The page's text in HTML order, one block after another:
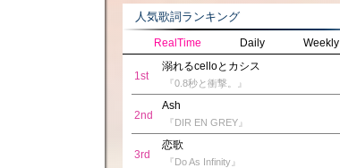
人気歌詞ランキング
RealTime Daily Weekly
1st
溺れるcelloとカシス
『0.8秒と衝撃。』
2nd
Ash
『DIR EN GREY』
3rd
恋歌
『Do As Infinity』